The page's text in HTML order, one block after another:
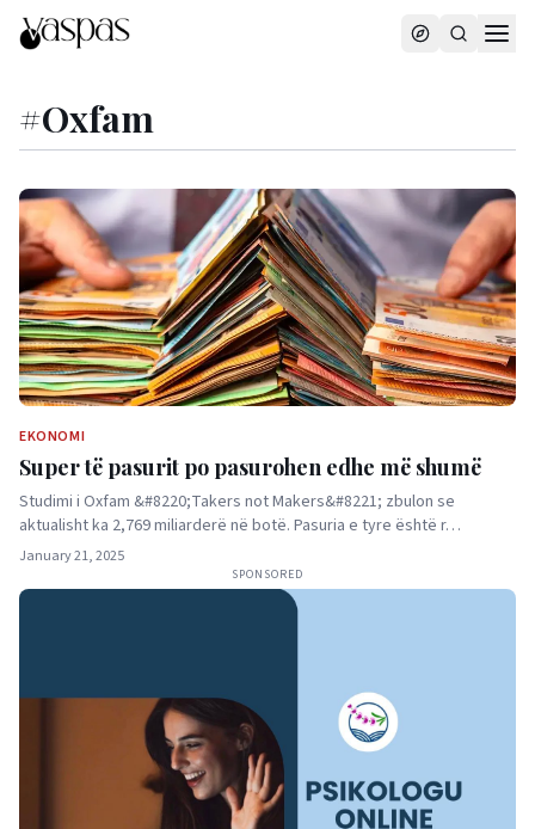
#Oxfam
EKONOMI
Super të pasurit po pasurohen edhe më shumë
Studimi i Oxfam &#8220;Takers not Makers&#8221; zbulon se
aktualisht ka 2,769 miliarderë në botë. Pasuria e tyre është r…
January 21, 2025
SPONSORED